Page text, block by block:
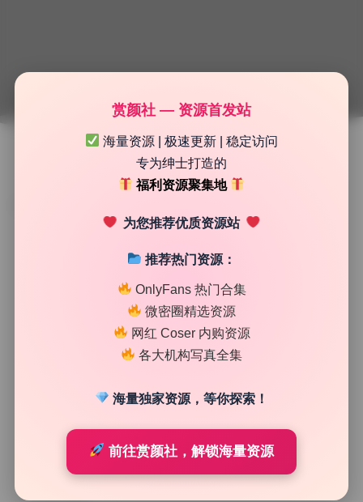
Bangni邦尼 89期 微密圈 86.7G高清写真合集 无水印资
赏颜社 — 资源首发站
海量资源 | 极速更新 | 稳定访问
专为绅士打造的
福利资源聚集地
为您推荐优质资源站
推荐热门资源：
OnlyFans 热门合集
微密圈精选资源
网红 Coser 内购资源
各大机构写真全集
海量独家资源，等你探索！
前往赏颜社，解锁海量资源